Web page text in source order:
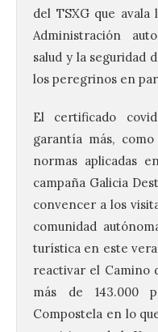
del TSXG que avala
Administración
salud y la seguridad
los peregrinos en
El certificado
garantía más,
normas aplicadas
campaña Galicia
convencer a los
comunidad
turística en este
reactivar el Camino
más de 143.000
Compostela en lo
Vuelve la
de Dulces del
Gradefes
7 Ago 2026
Tendrá
agosto
de